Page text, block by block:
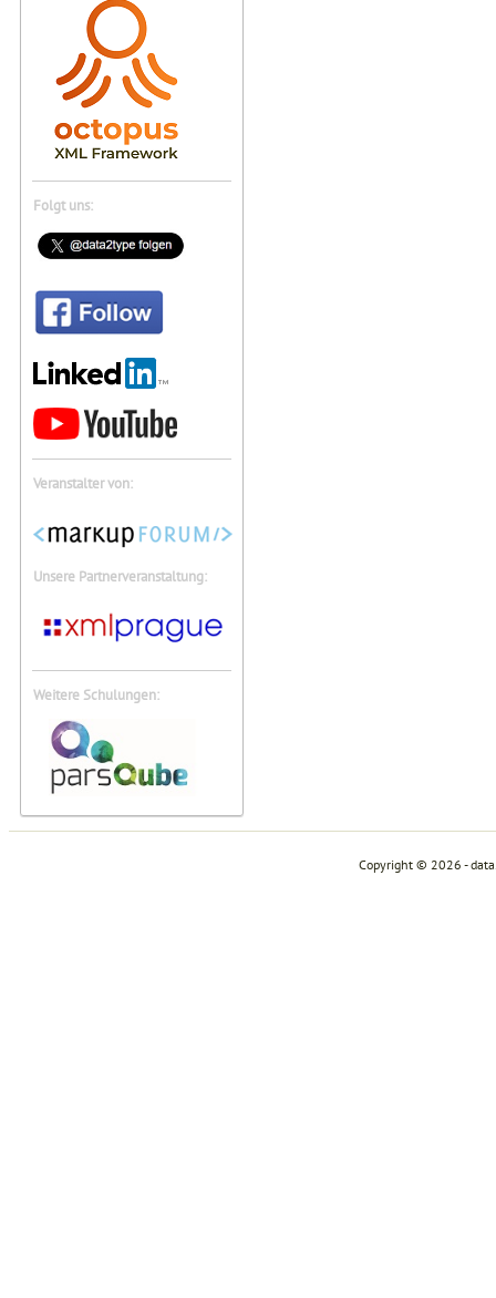
Folgt uns:
Veranstalter von:
Unsere Partnerveranstaltung:
Weitere Schulungen:
Copyright © 2026 -